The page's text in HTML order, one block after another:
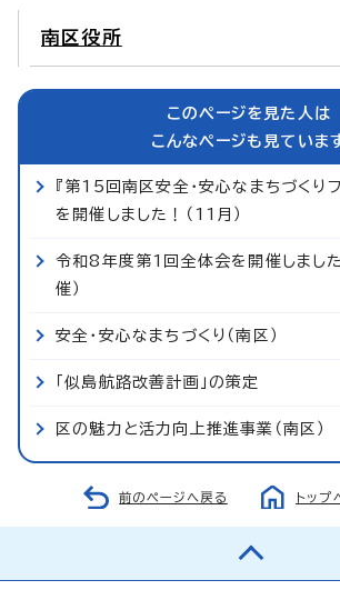
南区役所
このページを見た人は
こんなページも見ていま
『第15回南区安全・安心なまちづくり
を開催しました！（11月）
令和8年度第1回全体会を開催しまし
催）
安全・安心なまちづくり（南区）
「似島航路改善計画」の策定
区の魅力と活力向上推進事業（南区）
前のページへ戻る トップ